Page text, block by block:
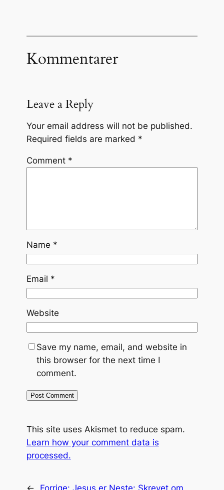
Kommentarer
Leave a Reply
Your email address will not be published.
Required fields are marked *
Comment *
Name *
Email *
Website
Save my name, email, and website in
this browser for the next time I
comment.
This site uses Akismet to reduce spam.
Learn how your comment data is
processed.
← Forrige: Jesus er Neste: Skrevet om